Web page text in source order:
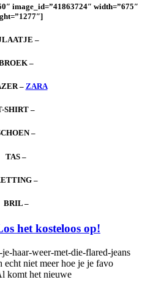
image_id=”41863724″ width=”675″
–
–
– ZARA
SHIRT –
–
TAS –
–
BRIL –
het kosteloos op!
haar-weer-met-die-flared-jeans
niet meer hoe je je favo
komt het nieuwe